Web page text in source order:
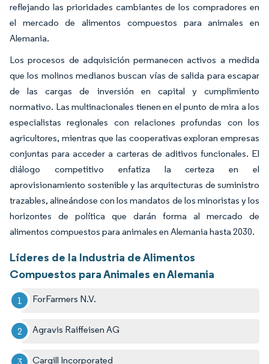
reflejando las prioridades cambiantes de los compradores en
el mercado de alimentos compuestos para animales en
Alemania.
Los procesos de adquisición permanecen activos a medida
que los molinos medianos buscan vías de salida para escapar
de las cargas de inversión en capital y cumplimiento
normativo. Las multinacionales tienen en el punto de mira a los
especialistas regionales con relaciones profundas con los
agricultores, mientras que las cooperativas exploran empresas
conjuntas para acceder a carteras de aditivos funcionales. El
diálogo competitivo enfatiza la certeza en el
aprovisionamiento sostenible y las arquitecturas de suministro
trazables, alineándose con los mandatos de los minoristas y los
horizontes de política que darán forma al mercado de
alimentos compuestos para animales en Alemania hasta 2030.
Líderes de la Industria de Alimentos
Compuestos para Animales en Alemania
ForFarmers N.V.
Agravis Raiffeisen AG
Cargill Incorporated